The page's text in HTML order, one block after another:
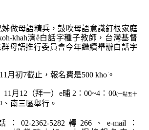
做母語精兵，鼓吹母語意識釘根家庭
khah濟ê白話字種子教師， 台灣基督
母語推行委員會今年繼續舉辦白話字
11 月初7截止，報名費是500kho͘。
11 月12（拜一） e晡 2：00~4 ： 00(一點五十
、南三區舉行 。
： 02-2362-5282 轉 266、 e-mail：